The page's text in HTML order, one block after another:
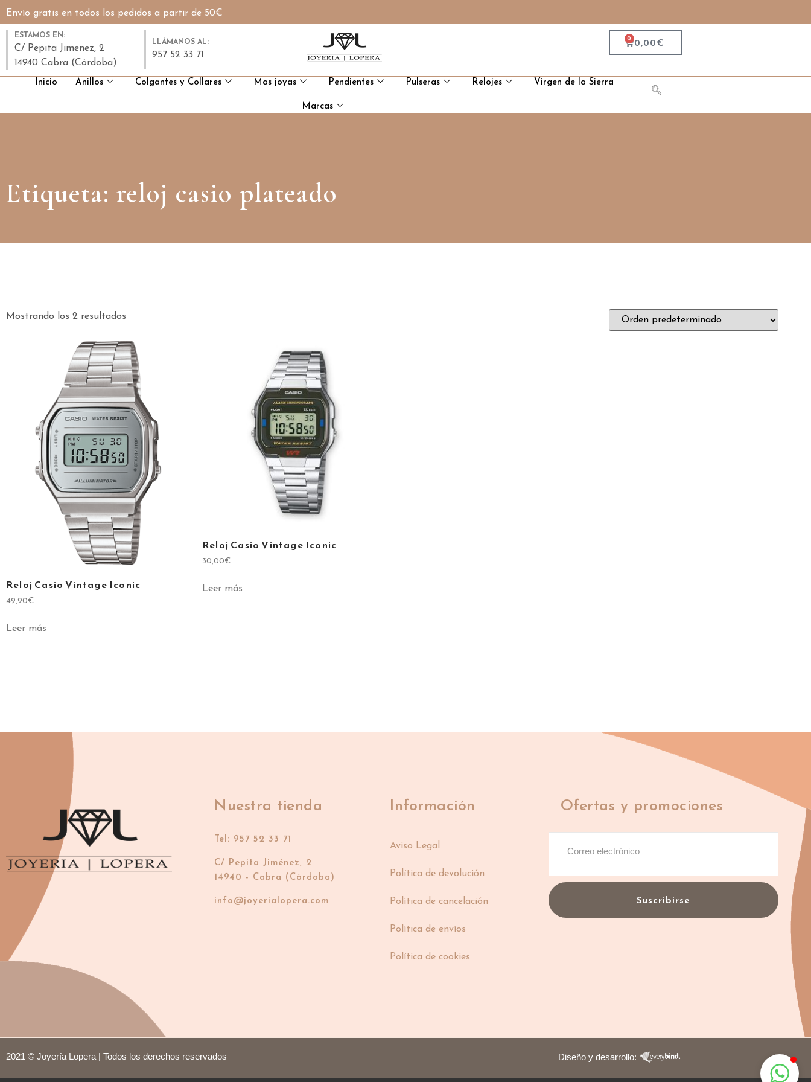
Envío gratis en todos los pedidos a partir de 50€
ESTAMOS EN:
C/ Pepita Jimenez, 2
14940 Cabra (Córdoba)
LLÁMANOS AL:
957 52 33 71
0,00€
0
Inicio Anillos Colgantes y Collares Mas joyas Pendientes Pulseras Relojes Virgen de la Sierra
Marcas
Etiqueta: reloj casio plateado
Mostrando los 2 resultados
Reloj Casio Vintage Iconic
49,90€
Leer más
Reloj Casio Vintage Iconic
30,00€
Leer más
Nuestra tienda
Tel: 957 52 33 71
C/ Pepita Jiménez, 2
14940 - Cabra (Córdoba)
info@joyerialopera.com
Información
Aviso Legal
Política de devolución
Política de cancelación
Política de envíos
Política de cookies
Ofertas y promociones
Suscribirse
2021 © Joyería Lopera | Todos los derechos reservados Diseño y desarrollo: